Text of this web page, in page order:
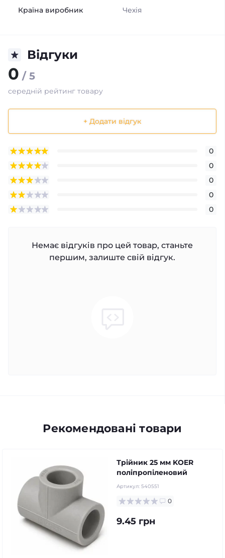
Країна виробник Чехія
Відгуки
0 / 5
середній рейтинг товару
+ Додати відгук
0
0
0
0
0
Немає відгуків про цей товар, станьте
першим, залиште свій відгук.
Рекомендовані товари
Трійник 25 мм KOER
поліпропіленовий
Артикул: 540551
0
9.45 грн